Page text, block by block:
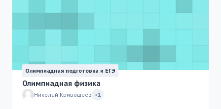
Олимпиадная подготовка и ЕГЭ
Олимпиадная физика
Николай Кривошеев +1